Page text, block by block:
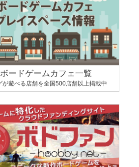
ボードゲームカフェ一覧
が遊べる店舗を全国500店舗以上掲載中